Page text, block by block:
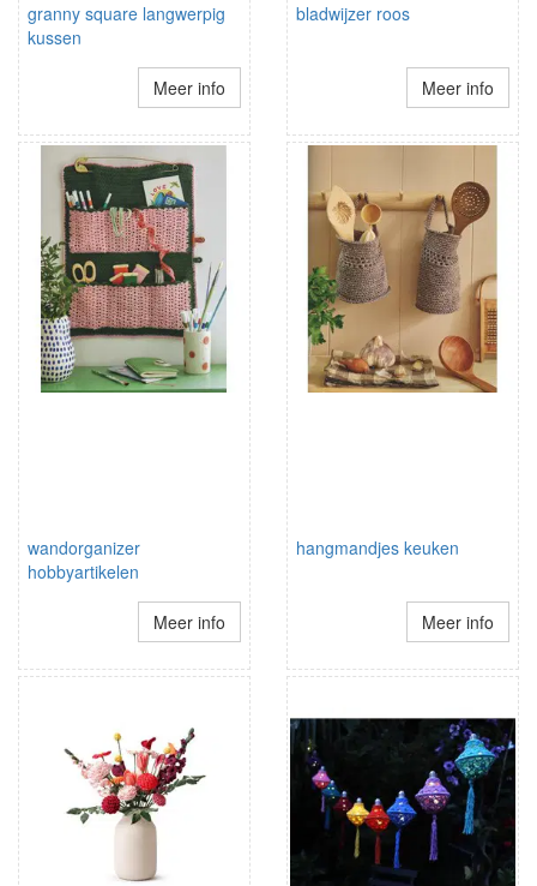
granny square langwerpig
kussen
Meer info
bladwijzer roos
Meer info
wandorganizer
hobbyartikelen
Meer info
hangmandjes keuken
Meer info